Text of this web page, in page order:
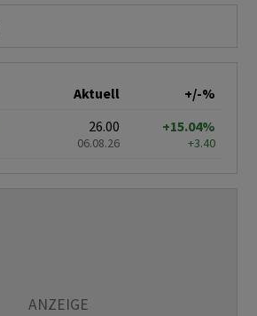
Aktuell
+/-%
26.00
06.08.26
+15.04%
+3.40